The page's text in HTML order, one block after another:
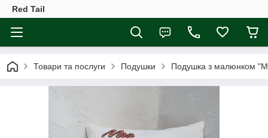
Red Tail
Товари та послуги Подушки Подушка з малюнком